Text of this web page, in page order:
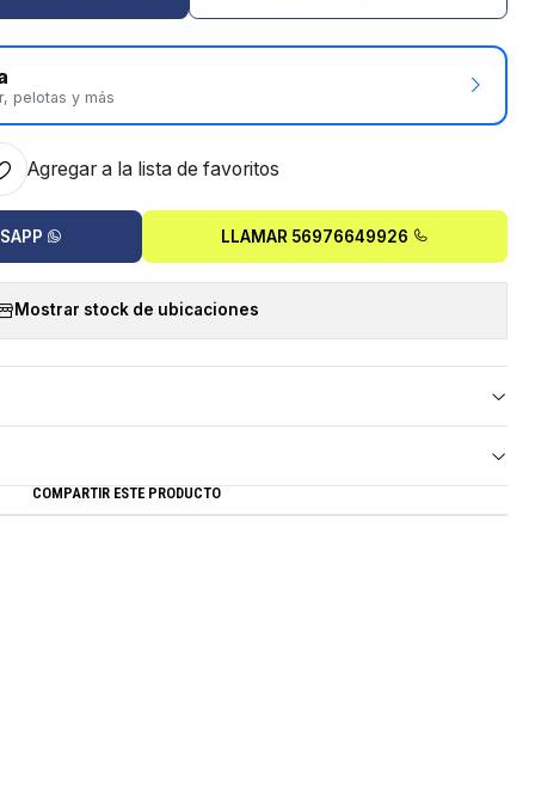
pelotas y más
Agregar a la lista de favoritos
LLAMAR 56976649926
Mostrar stock de ubicaciones
COMPARTIR ESTE PRODUCTO